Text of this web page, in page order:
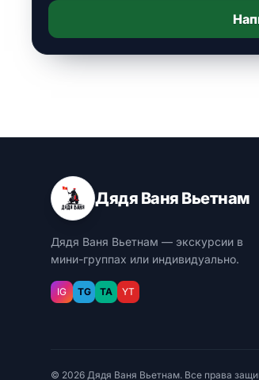
Дядя Ваня Вьетнам
Дядя Ваня Вьетнам — экскурсии в
мини-группах или индивидуально.
IG TG TA YT
© 2026 Дядя Ваня Вьетнам. Все права